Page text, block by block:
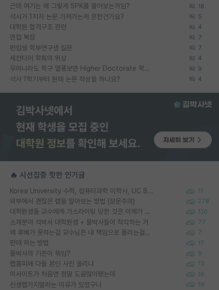
근데 여기는 왜 그렇게 SPK를 물어보는거임? 18
석사가 1저자 논문 가져가는게 흔한건가요? 5
대학원 합격구조 관련 4
면접 복장 7
편입생 학부연구생 질문 7
세컨티어 학회의 위상 4
우리나라도 학구 열풍보면 Higher Doctorate 학위가 필요하다고 봅니다. 9
석사 1학기부터 원래 논문 작성을 하나요? 4
🔥 시선집중 핫한 인기글
Korea University 수학, 컴퓨터과학 이학사, UC Berkeley 산업공학 대학원 공학박사가 되는 것은 쉽지 않겠죠? 11
외부에서 괜찮은 랩을 알아보는 방법 (장문주의) 278
대학원생들 교수에게 가스라이팅 당한 것은 이해가 갑니다. 안타깝네요. 120
소재분야 석박사 대학원생 + 물박사들이 착각하는 거 77
왜 후배가 못하는걸 교수님은 내 책임으로 돌리는걸까요? 7
편애 하는 방법 17
물박사의 기준이 뭐임? 9
랩홈피에 다들 본인 사진 올리냐 13
이사이트가 처음엔 정말 도움많이됐는데 16
신생랩가지말라는 이유가 있었구나 19